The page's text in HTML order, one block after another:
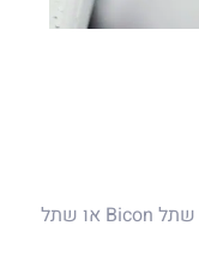
לאחר הכנת השטח, רופא השיניים מכניס את השתל (בין אם מדובר בשתל קצר, שתל Bicon או שתל